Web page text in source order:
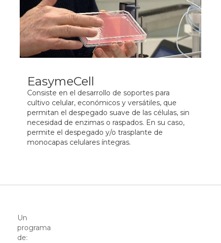
EasymeCell
Consiste en el desarrollo de soportes para
cultivo celular, económicos y versátiles, que
permitan el despegado suave de las células, sin
necesidad de enzimas o raspados. En su caso,
permite el despegado y/o trasplante de
monocapas celulares íntegras.
Un
programa
de: